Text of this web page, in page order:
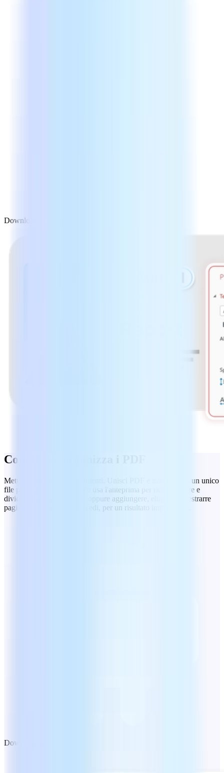
Download gratuito
Combina e organizza i PDF
Metti ordine nei tuoi documenti. Unisci PDF e immagini in un unico
file per risparmiare spazio e usa l'anteprima per riorganizzare e
dividere rapidamente i file oppure aggiungere, eliminare o estrarre
pagine man mano che procedi, per un risultato impeccabile.
Download gratuito